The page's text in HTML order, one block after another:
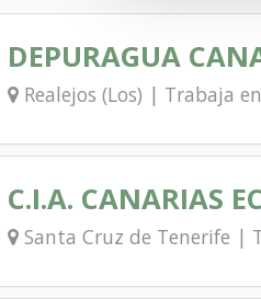
DEPURAGUA
Realejos (Los) | Trabaja en
C.I.A. CANARIAS
Santa Cruz de Tenerife |